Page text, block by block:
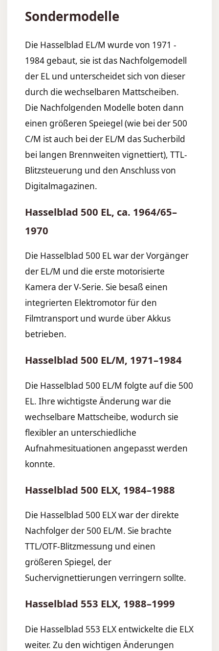
Sondermodelle
Die Hasselblad EL/M wurde von 1971 -
1984 gebaut, sie ist das Nachfolgemodell
der EL und unterscheidet sich von dieser
durch die wechselbaren Mattscheiben.
Die Nachfolgenden Modelle boten dann
einen größeren Speiegel (wie bei der 500
C/M ist auch bei der EL/M das Sucherbild
bei langen Brennweiten vignettiert), TTL-
Blitzsteuerung und den Anschluss von
Digitalmagazinen.
Hasselblad 500 EL, ca. 1964/65–
1970
Die Hasselblad 500 EL war der Vorgänger
der EL/M und die erste motorisierte
Kamera der V-Serie. Sie besaß einen
integrierten Elektromotor für den
Filmtransport und wurde über Akkus
betrieben.
Hasselblad 500 EL/M, 1971–1984
Die Hasselblad 500 EL/M folgte auf die 500
EL. Ihre wichtigste Änderung war die
wechselbare Mattscheibe, wodurch sie
flexibler an unterschiedliche
Aufnahmesituationen angepasst werden
konnte.
Hasselblad 500 ELX, 1984–1988
Die Hasselblad 500 ELX war der direkte
Nachfolger der 500 EL/M. Sie brachte
TTL/OTF-Blitzmessung und einen
größeren Spiegel, der
Suchervignettierungen verringern sollte.
Hasselblad 553 ELX, 1988–1999
Die Hasselblad 553 ELX entwickelte die ELX
weiter. Zu den wichtigen Änderungen